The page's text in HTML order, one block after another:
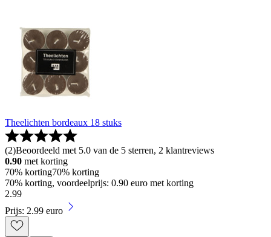
Theelichten bordeaux 18 stuks
(2)Beoordeeld met 5.0 van de 5 sterren, 2 klantreviews
0.90 met korting
70% korting70% korting
70% korting, voordeelprijs: 0.90 euro met korting
2.99
Prijs: 2.99 euro